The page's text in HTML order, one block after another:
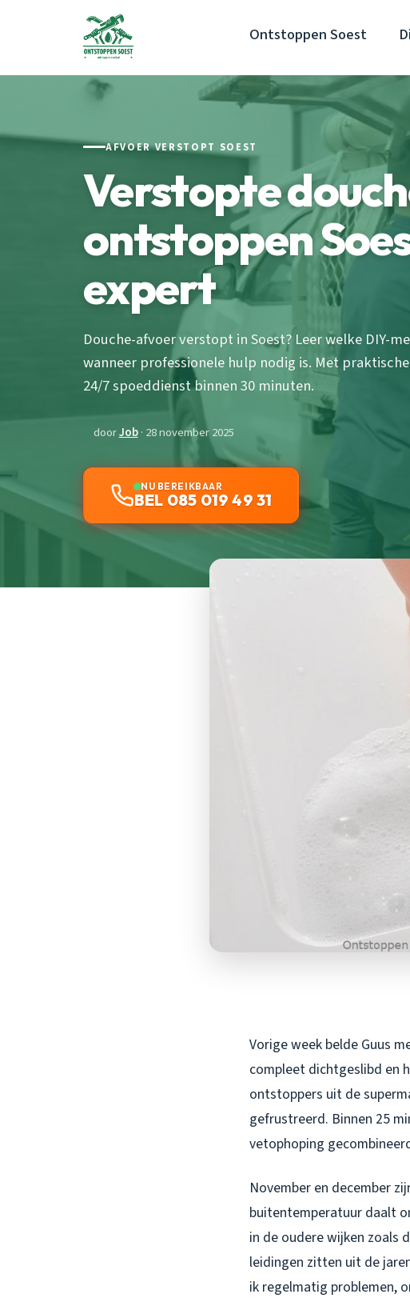
Ontstoppen Soest
AFVOER VERSTOPT SOEST
Verstopte
ontstoppen
expert
Douche-afvoer verstopt in Soest? Leer welke DIY-
wanneer professionele hulp nodig is. Met
24/7 spoeddienst binnen 30 minuten.
doorJob· 28 november 2025
NU BEREIKBAAR
BEL 085 019 49 31
Vorige week belde Guus
compleet dichtgeslibd en
ontstoppers uit de
gefrustreerd. Binnen 25
vetophoping
November en december
buitentemperatuur daalt
in de oudere wijken zoals
leidingen zitten uit de
ik regelmatig problemen,